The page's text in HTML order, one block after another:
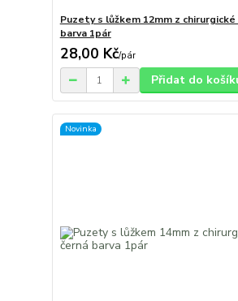
Puzety s lůžkem 12mm z
barva 1pár
28,00 Kč/pár
Přidat do
Novinka